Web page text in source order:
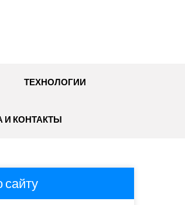
ТЕХНОЛОГИИ
И КОНТАКТЫ
сайту